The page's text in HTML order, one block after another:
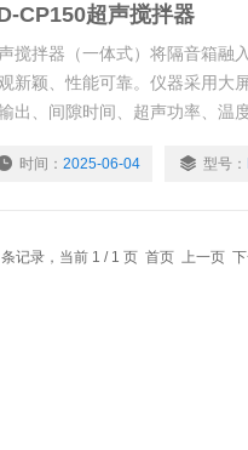
CP150超声搅拌器
搅拌器（一体式）将隔音箱融
新颖、性能可靠。仪器采用大
出、间隙时间、超声功率、温
时间： 2025-06-04 型号：
记录，当前 1 / 1 页 首页 上一页